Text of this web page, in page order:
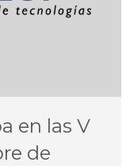
en las V
de